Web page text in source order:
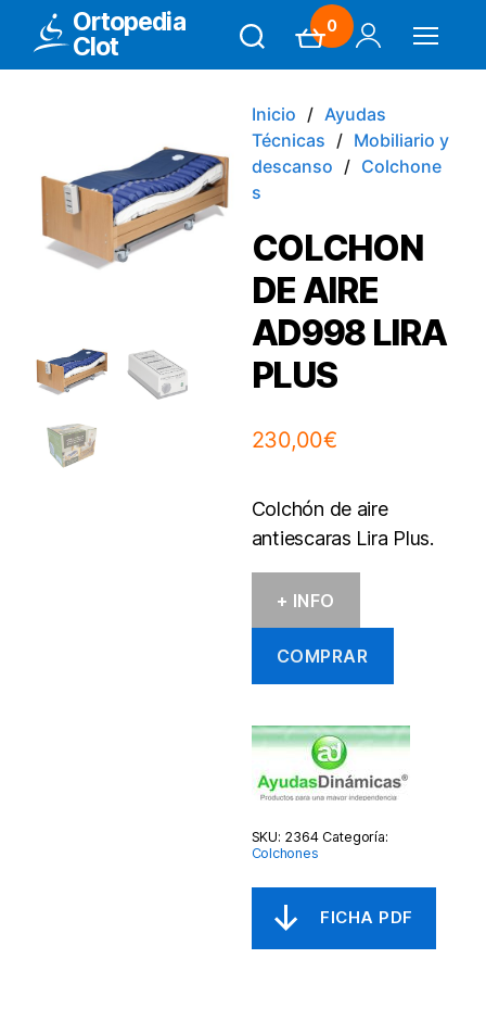
Ortopedia
Clot
0
Inicio
Ayudas
Técnicas
Mobiliario y
descanso
Colchone
s
COLCHON
DE AIRE
AD998 LIRA
PLUS
230,00€
Colchón de aire
antiescaras Lira Plus.
+ INFO
COMPRAR
SKU: 2364 Categoría:
Colchones